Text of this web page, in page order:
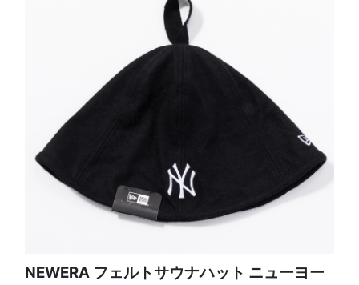
NEWERA フェルトサウナハット ニューヨー
お知らせを受け取る
いつでもメール内のリンクから配信停止できます